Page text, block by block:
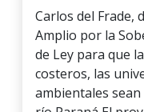
Carlos del Frade,
Amplio por la
de Ley para que
costeros, las
ambientales